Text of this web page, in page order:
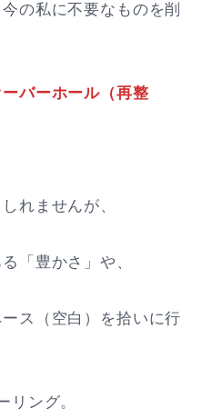
の私に不要なものを削
ーバーホール（再整
れませんが、
「豊かさ」や、
ス（空白）を拾いに行
リング。